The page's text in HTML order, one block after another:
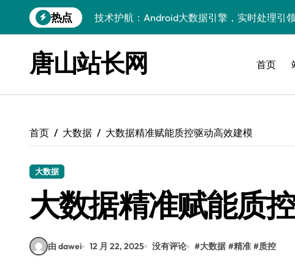
到
热点
技术护航：Android大数据引擎，实时处理引
技术破局：实时引擎赋能数据洪流，重塑大数
大数据架构下实时引擎优化：技术革新驱动数
大数据赋能运维：实时处理提效，精准调控信
Go语言赋能大数据：实时引擎构建与科技驱动
数据引擎科技赋能：实时处理驱动效能实现飞
唐山站长网 首页
首页 大数据 大数据精准赋能质控驱动高效建模
大数据
大数据精准赋能质
由 dawei 12 月 22, 2025 没有评论 #大数据 #精准 #质控